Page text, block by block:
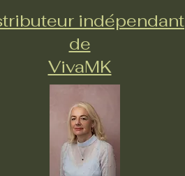
indépendant
de
VivaMK